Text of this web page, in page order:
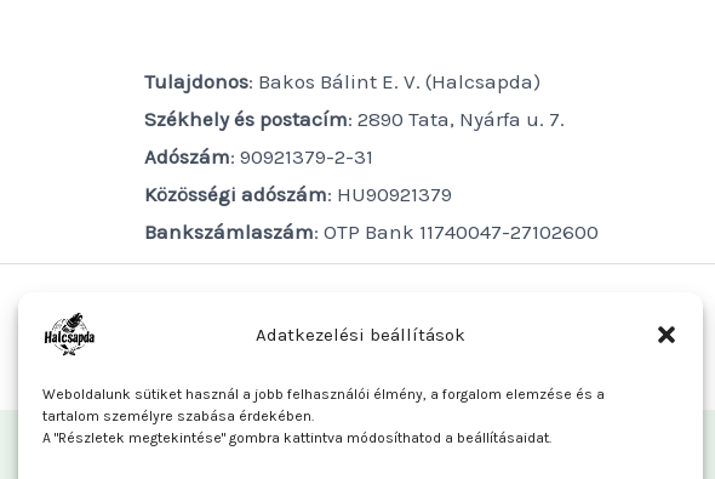
Adatkezelési beállítások
Weboldalunk sütiket használ a jobb felhasználói élmény, a forgalom elemzése és a
tartalom személyre szabása érdekében.
A "Részletek megtekintése" gombra kattintva módosíthatod a beállításaidat.
Tulajdonos: Bakos Bálint E. V. (Halcsapda)
Székhely és postacím: 2890 Tata, Nyárfa u. 7.
Adószám: 90921379-2-31
Közösségi adószám: HU90921379
Bankszámlaszám: OTP Bank 11740047-27102600